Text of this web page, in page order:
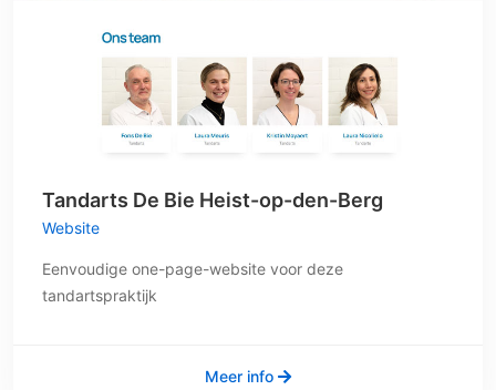
Tandarts De Bie Heist-op-den-Berg
Website
Eenvoudige one-page-website voor deze
tandartspraktijk
Meer info